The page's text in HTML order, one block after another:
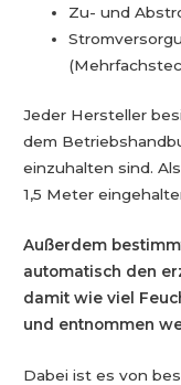
Zu- und
Jeder Hersteller
dem
einzuhalten sind.
1,5 Meter
Außerdem
automatisch den
damit wie viel
und entnommen
Dabei ist es von